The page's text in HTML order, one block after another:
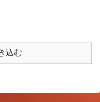
込む